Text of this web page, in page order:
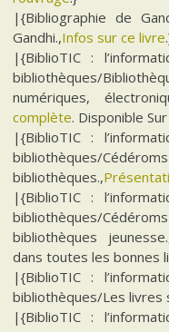
|{Bibliographie de
Gandhi.,Infos sur ce livre
|{BiblioTIC :
bibliothèques/
numériques,
complète. Disponible
|{BiblioTIC :
bibliothèques/
bibliothèques.,
|{BiblioTIC :
bibliothèques/
bibliothèques
dans toutes les bonnes
|{BiblioTIC :
bibliothèques/Les livres
|{BiblioTIC :